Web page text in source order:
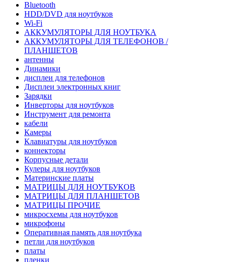
Bluetooth
HDD/DVD для ноутбуков
Wi-Fi
АККУМУЛЯТОРЫ ДЛЯ НОУТБУКА
АККУМУЛЯТОРЫ ДЛЯ ТЕЛЕФОНОВ /
ПЛАНШЕТОВ
антенны
Динамики
дисплеи для телефонов
Дисплеи электронных книг
Зарядки
Инверторы для ноутбуков
Инструмент для ремонта
кабели
Камеры
Клавиатуры для ноутбуков
коннекторы
Корпусные детали
Кулеры для ноутбуков
Материнские платы
МАТРИЦЫ ДЛЯ НОУТБУКОВ
МАТРИЦЫ ДЛЯ ПЛАНШЕТОВ
МАТРИЦЫ ПРОЧИЕ
микросхемы для ноутбуков
микрофоны
Оперативная память для ноутбука
петли для ноутбуков
платы
пленки